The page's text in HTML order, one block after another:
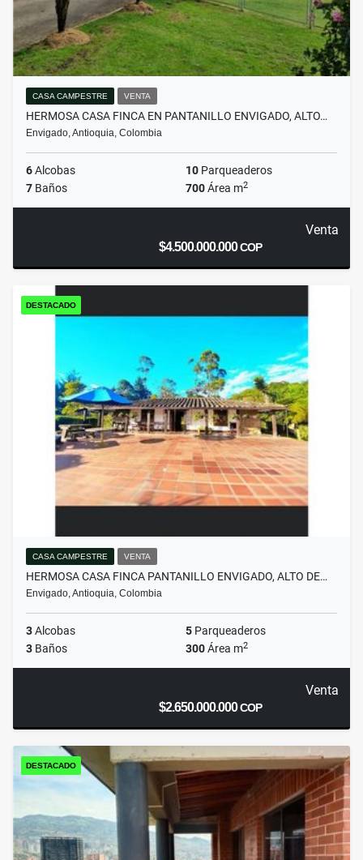
CASA CAMPESTRE VENTA
HERMOSA CASA FINCA EN PANTANILLO ENVIGADO, ALTO…
Envigado, Antioquia, Colombia
6Alcobas 10 Parqueaderos
7 Baños 700Área m2
Venta
$4.500.000.000COP
DESTACADO
CASA CAMPESTRE VENTA
HERMOSA CASA FINCA PANTANILLO ENVIGADO, ALTO DE…
Envigado, Antioquia, Colombia
3Alcobas 5 Parqueaderos
3 Baños 300Área m2
Venta
$2.650.000.000COP
DESTACADO